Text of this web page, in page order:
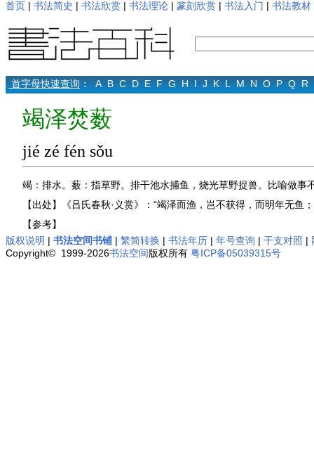
首页 | 书法简史 | 书法欣赏 | 书法理论 | 篆刻欣赏 | 书法入门 | 书法教材
首字母快速查询： A B C D E F G H I J K L M N O P Q R
竭泽焚薮
jié zé fén sǒu
竭：排水。薮：指草野。排干池水捕鱼，烧光草野捉兽。比喻做事
【出处】《吕氏春秋·义赏》：“竭泽而渔，岂不获得，而明年无
【参考】
版权说明 | 书法空间书铺 | 繁简转换 | 书法年历 | 年号查询 | 干支对照 |
Copyright© 1999-2026书法空间版权所有 粤ICP备05039315号